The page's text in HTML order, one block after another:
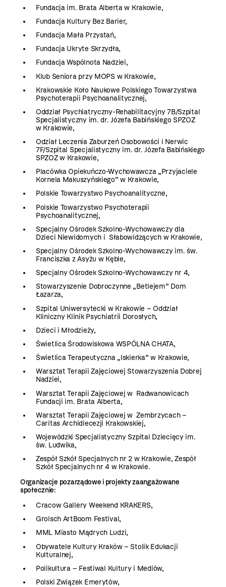
Fundacja im. Brata Alberta w Krakowie,
Fundacja Kultury Bez Barier,
Fundacja Mała Przystań,
Fundacja Ukryte Skrzydła,
Fundacja Wspólnota Nadziei,
Klub Seniora przy MOPS w Krakowie,
Krakowskie Koło Naukowe Polskiego Towarzystwa
Psychoterapii Psychoanalitycznej,
Oddział Psychiatryczny-Rehabilitacyjny 7B/Szpital
Specjalistyczny im. dr. Józefa Babińskiego SPZOZ
w Krakowie,
Odział Leczenia Zaburzeń Osobowości i Nerwic
7F/Szpital Specjalistyczny im. dr. Józefa Babińskiego
SPZOZ w Krakowie,
Placówka Opiekuńczo-Wychowawcza „Przyjaciele
Kornela Makuszyńskiego” w Krakowie,
Polskie Towarzystwo Psychoanalityczne,
Polskie Towarzystwo Psychoterapii
Psychoanalitycznej,
Specjalny Ośrodek Szkolno-Wychowawczy dla
Dzieci Niewidomych i Słabowidzących w Krakowie,
Specjalny Ośrodek Szkolno-Wychowawczy im. św.
Franciszka z Asyżu w Kęble,
Specjalny Ośrodek Szkolno-Wychowawczy nr 4,
Stowarzyszenie Dobroczynne „Betlejem” Dom
Łazarza,
Szpital Uniwersytecki w Krakowie – Oddział
Kliniczny Klinik Psychiatrii Dorosłych,
Dzieci i Młodzieży,
Świetlica Środowiskowa WSPÓLNA CHATA,
Świetlica Terapeutyczna „Iskierka” w Krakowie,
Warsztat Terapii Zajęciowej Stowarzyszenia Dobrej
Nadziei,
Warsztat Terapii Zajęciowej w Radwanowicach
Fundacji im. Brata Alberta,
Warsztat Terapii Zajęciowej w Zembrzycach –
Caritas Archidiecezji Krakowskiej,
Wojewódzki Specjalistyczny Szpital Dziecięcy im.
św. Ludwika,
Zespół Szkół Specjalnych nr 2 w Krakowie, Zespół
Szkół Specjalnych nr 4 w Krakowie.
Organizacje pozarządowe i projekty zaangażowane
społecznie:
Cracow Gallery Weekend KRAKERS,
Grolsch ArtBoom Festival,
MML Miasto Mądrych Ludzi,
Obywatele Kultury Kraków – Stolik Edukacji
Kulturalnej,
Polikultura – Festiwal Kultury i Mediów,
Polski Związek Emerytów,